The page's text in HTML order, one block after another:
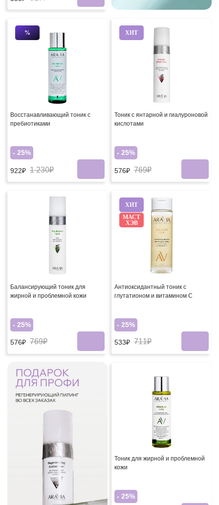
%
Восстанавливающий тоник с
пребиотиками
- 25%
922₽ 1 230₽
ХИТ
Тоник с янтарной и гиалуроновой
кислотами
- 25%
576₽ 769₽
Балансирующий тоник для
жирной и проблемной кожи
- 25%
576₽ 769₽
ХИТ
МАСТ
ХЭВ
Антиоксидантный тоник с
глутатионом и витамином С
- 25%
533₽ 711₽
Тоник для жирной и проблемной
кожи
- 25%